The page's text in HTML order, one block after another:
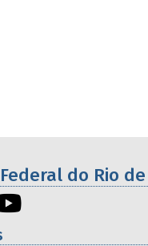
do Rio